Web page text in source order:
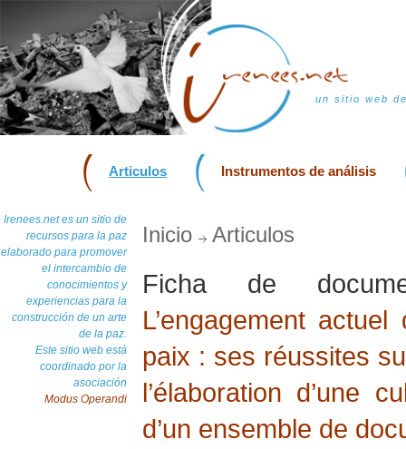
un sitio web
Articulos Instrumentos de análisis
Irenees.net es un sitio de
recursos para la paz
elaborado para promover
el intercambio de
conocimientos y
experiencias para la
construcción de un arte
de la paz.
Este sitio web está
coordinado por la
asociación
Modus Operandi
Inicio Articulos
Ficha de
L’engagement
paix : ses réussites
l’élaboration d’une
d’un ensemble de